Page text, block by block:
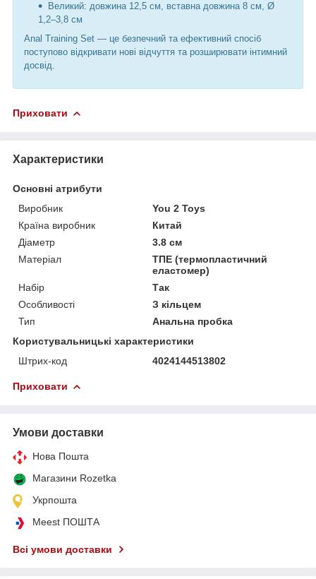
Великий: довжина 12,5 см, вставна довжина 8 см, Ø
1,2–3,8 см
Anal Training Set — це безпечний та ефективний спосіб
поступово відкривати нові відчуття та розширювати інтимний
досвід.
Приховати
Характеристики
Основні атрибути
Виробник
You 2 Toys
Країна виробник
Китай
Діаметр
3.8 см
Матеріал
ТПЕ (термопластичний
еластомер)
Набір
Так
Особливості
З кільцем
Тип
Анальна пробка
Користувальницькі характеристики
Штрих-код
4024144513802
Приховати
Умови доставки
Нова Пошта
Магазини Rozetka
Укрпошта
Meest ПОШТА
Всі умови доставки